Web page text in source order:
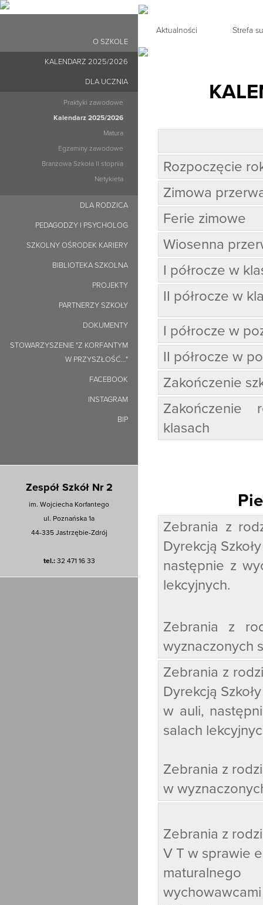
O SZKOLE
KALENDARZ 2025/2026
DLA UCZNIA
Praktyki zawodowe
Kalendarz 2025/2026
Matura
Egzaminy zawodowe
Branżowa Szkoła II stopnia
Netykieta
DLA RODZICA
PEDAGODZY I PSYCHOLOG
SZKOLNY OŚRODEK KARIERY
BIBLIOTEKA SZKOLNA
PROJEKTY
PARTNERZY SZKOŁY
DOKUMENTY
STOWARZYSZENIE "Z KORFANTYM
W PRZYSZŁOŚĆ…"
FACEBOOK
INSTAGRAM
BIP
Zespół Szkół Nr 2
im. Wojciecha Korfantego
ul. Poznańska 1a
44-335 Jastrzębie-Zdrój
tel.:32 471 16 33
Aktualności Strefa
Rozpoczęcie
Zimowa
Ferie zimowe
Wiosenna
I półrocze w
II półrocze w
I półrocze w
II półrocze w
Zakończenie
Zakończenie
klasach
Zebrania z
Dyrekcją
następnie z
lekcyjnych.
Zebrania z
wyznaczonych
Zebrania z
Dyrekcją
w auli,
salach
Zebrania z
w
Zebrania z
V T w sprawie